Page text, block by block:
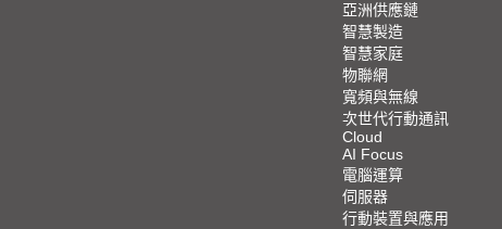
亞洲供應鏈
智慧製造
智慧家庭
物聯網
寬頻與無線
次世代行動通訊
Cloud
AI Focus
電腦運算
伺服器
行動裝置與應用